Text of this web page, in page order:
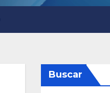
Buscar